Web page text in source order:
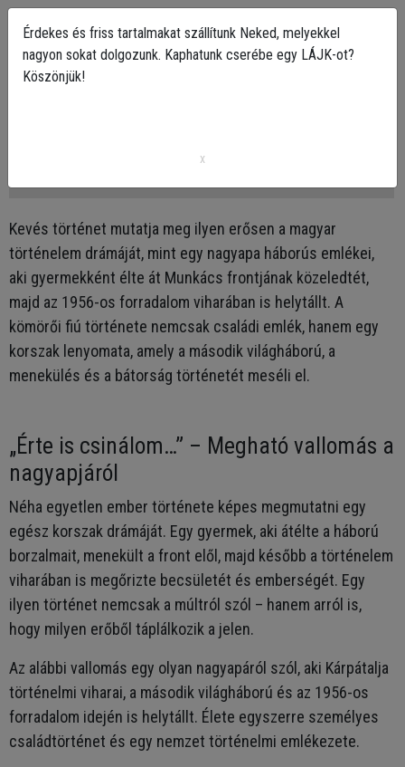
Kevés történet mutatja meg ilyen erősen a magyar
történelem drámáját, mint egy nagyapa háborús emlékei,
aki gyermekként élte át Munkács frontjának közeledtét,
majd az 1956-os forradalom viharában is helytállt. A
kömörői fiú története nemcsak családi emlék, hanem egy
korszak lenyomata, amely a második világháború, a
menekülés és a bátorság történetét meséli el.
„Érte is csinálom…” – Megható vallomás a
nagyapjáról
Néha egyetlen ember története képes megmutatni egy
egész korszak drámáját. Egy gyermek, aki átélte a háború
borzalmait, menekült a front elől, majd később a történelem
viharában is megőrizte becsületét és emberségét. Egy
ilyen történet nemcsak a múltról szól – hanem arról is,
hogy milyen erőből táplálkozik a jelen.
Az alábbi vallomás egy olyan nagyapáról szól, aki Kárpátalja
történelmi viharai, a második világháború és az 1956-os
forradalom idején is helytállt. Élete egyszerre személyes
családtörténet és egy nemzet történelmi emlékezete.
Érdekes és friss tartalmakat szállítunk Neked, melyekkel
nagyon sokat dolgozunk. Kaphatunk cserébe egy LÁJK-ot?
Köszönjük!
x